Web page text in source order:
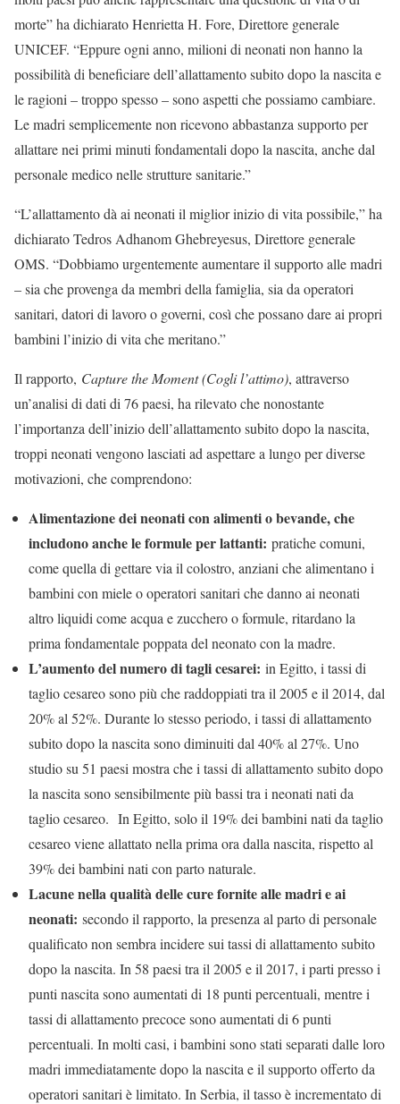
morte” ha dichiarato Henrietta H. Fore, Direttore generale
UNICEF. “Eppure ogni anno, milioni di neonati non hanno la
possibilità di beneficiare dell’allattamento subito dopo la nascita e
le ragioni – troppo spesso – sono aspetti che possiamo cambiare.
Le madri semplicemente non ricevono abbastanza supporto per
allattare nei primi minuti fondamentali dopo la nascita, anche dal
personale medico nelle strutture sanitarie.”
“L’allattamento dà ai neonati il miglior inizio di vita possibile,” ha
dichiarato Tedros Adhanom Ghebreyesus, Direttore generale
OMS. “Dobbiamo urgentemente aumentare il supporto alle madri
– sia che provenga da membri della famiglia, sia da operatori
sanitari, datori di lavoro o governi, così che possano dare ai propri
bambini l’inizio di vita che meritano.”
Il rapporto, Capture the Moment (Cogli l’attimo), attraverso
un’analisi di dati di 76 paesi, ha rilevato che nonostante
l’importanza dell’inizio dell’allattamento subito dopo la nascita,
troppi neonati vengono lasciati ad aspettare a lungo per diverse
motivazioni, che comprendono:
Alimentazione dei neonati con alimenti o bevande, che
includono anche le formule per lattanti: pratiche comuni,
come quella di gettare via il colostro, anziani che alimentano i
bambini con miele o operatori sanitari che danno ai neonati
altro liquidi come acqua e zucchero o formule, ritardano la
prima fondamentale poppata del neonato con la madre.
L’aumento del numero di tagli cesarei: in Egitto, i tassi di
taglio cesareo sono più che raddoppiati tra il 2005 e il 2014, dal
20% al 52%. Durante lo stesso periodo, i tassi di allattamento
subito dopo la nascita sono diminuiti dal 40% al 27%. Uno
studio su 51 paesi mostra che i tassi di allattamento subito dopo
la nascita sono sensibilmente più bassi tra i neonati nati da
taglio cesareo. In Egitto, solo il 19% dei bambini nati da taglio
cesareo viene allattato nella prima ora dalla nascita, rispetto al
39% dei bambini nati con parto naturale.
Lacune nella qualità delle cure fornite alle madri e ai
neonati: secondo il rapporto, la presenza al parto di personale
qualificato non sembra incidere sui tassi di allattamento subito
dopo la nascita. In 58 paesi tra il 2005 e il 2017, i parti presso i
punti nascita sono aumentati di 18 punti percentuali, mentre i
tassi di allattamento precoce sono aumentati di 6 punti
percentuali. In molti casi, i bambini sono stati separati dalle loro
madri immediatamente dopo la nascita e il supporto offerto da
operatori sanitari è limitato. In Serbia, il tasso è incrementato di